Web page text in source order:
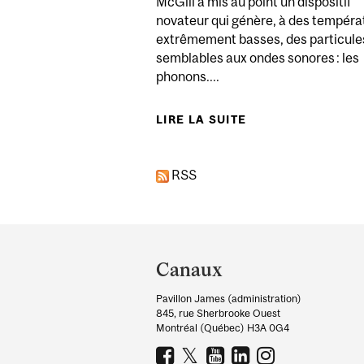
novateur qui génère, à des
extrêmement basses, des
semblables aux ondes sonores : les
phonons....
LIRE LA SUITE
RSS
and
University
Information
Canaux
Pavillon James (administration)
845, rue Sherbrooke Ouest
Montréal (Québec) H3A 0G4